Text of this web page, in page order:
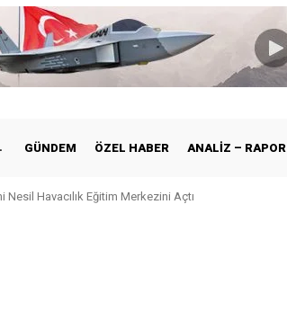
GÜNDEM ÖZEL HABER ANALIZ – RAPOR
Nesil Havacılık Eğitim Merkezini Açtı